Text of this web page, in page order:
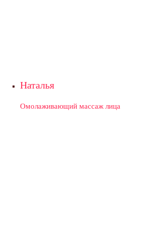
Наталья
Омолаживающий массаж лица